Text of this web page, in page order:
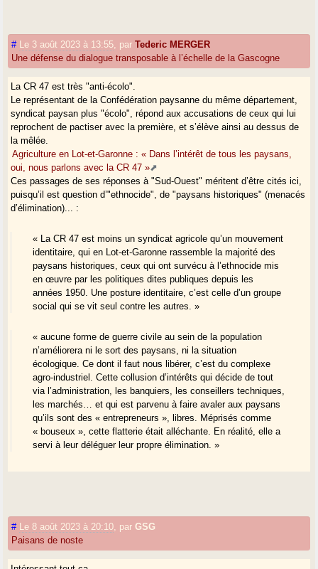
#
Le 3 août 2023 à 13:55 parTederic MERGER
Une défense du dialogue transposable à l’échelle de la Gascogne
La CR 47 est très "anti-écolo".
Le représentant de la Confédération paysanne du même département,
syndicat paysan plus "écolo", répond aux accusations de ceux qui lui
reprochent de pactiser avec la première, et s’élève ainsi au dessus de
la mêlée.
Agriculture en Lot-et-Garonne : « Dans l’intérêt de tous les paysans,
oui, nous parlons avec la CR 47 »
Ces passages de ses réponses à "Sud-Ouest" méritent d’être cités ici,
puisqu’il est question d’"ethnocide", de "paysans historiques" (menacés
d’élimination)... :
« La CR 47 est moins un syndicat agricole qu’un mouvement
identitaire, qui en Lot-et-Garonne rassemble la majorité des
paysans historiques, ceux qui ont survécu à l’ethnocide mis
en œuvre par les politiques dites publiques depuis les
années 1950. Une posture identitaire, c’est celle d’un groupe
social qui se vit seul contre les autres. »
« aucune forme de guerre civile au sein de la population
n’améliorera ni le sort des paysans, ni la situation
écologique. Ce dont il faut nous libérer, c’est du complexe
agro-industriel. Cette collusion d’intérêts qui décide de tout
via l’administration, les banquiers, les conseillers techniques,
les marchés… et qui est parvenu à faire avaler aux paysans
qu’ils sont des « entrepreneurs », libres. Méprisés comme
« bouseux », cette flatterie était alléchante. En réalité, elle a
servi à leur déléguer leur propre élimination. »
# Le 8 août 2023 à 20:10 parGSG
Paisans de noste